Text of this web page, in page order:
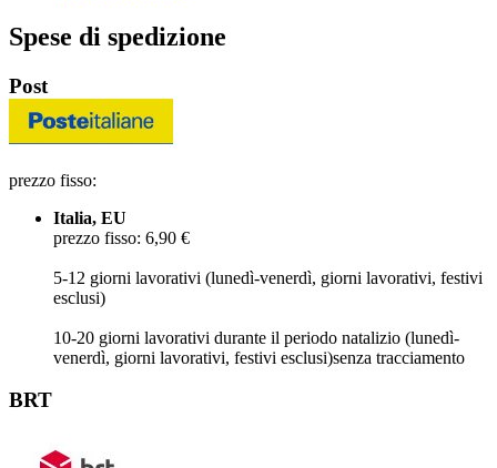
Spese di spedizione
Post
prezzo fisso:
Italia, EU
prezzo fisso: 6,90 €
5-12 giorni lavorativi (lunedì-venerdì, giorni lavorativi, festivi
esclusi)
10-20 giorni lavorativi durante il periodo natalizio (lunedì-
venerdì, giorni lavorativi, festivi esclusi)senza tracciamento
BRT